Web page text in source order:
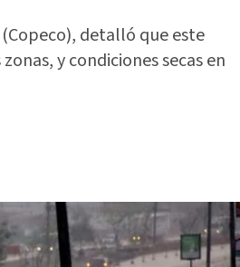
detalló que este
y condiciones secas en